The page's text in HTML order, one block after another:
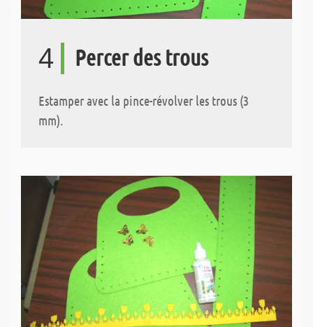
4 Percer des trous
Estamper avec la pince-révolver les trous (3
mm).